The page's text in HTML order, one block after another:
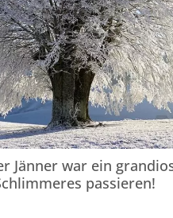
Jänner war ein
passieren!